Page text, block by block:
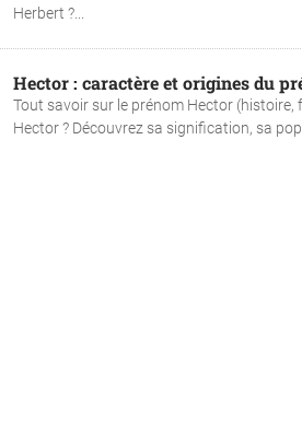
Herbert ?...
Hector : caractère et origines du
Tout savoir sur le prénom Hector
Hector ? Découvrez sa signification, sa